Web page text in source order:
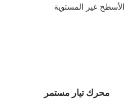
محرك تيار مستمر
الأسطح غير المستوية